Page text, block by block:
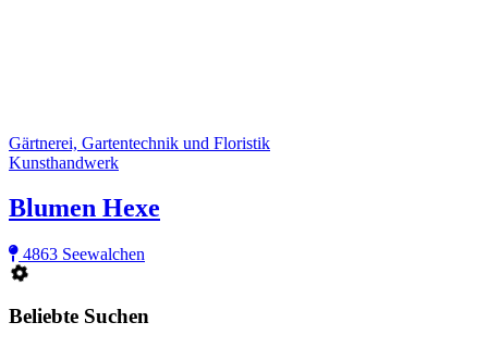
Gärtnerei, Gartentechnik und Floristik
Kunsthandwerk
Blumen Hexe
4863 Seewalchen
Beliebte Suchen